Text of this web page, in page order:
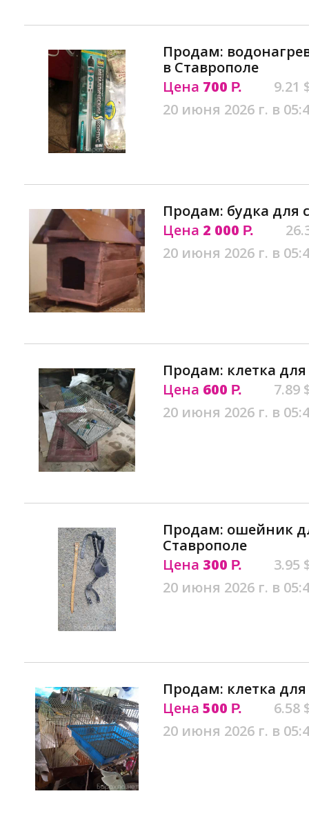
Продам:
в Ставрополе
Цена 700 Р.
9.21
20 июня 2026 г. в
Продам: будка для
Цена 2 000 Р.
20 июня 2026 г. в
Продам: клетка
Цена 600 Р.
7.89
20 июня 2026 г. в
Продам: ошейник
Ставрополе
Цена 300 Р.
3.95
20 июня 2026 г. в
Продам: клетка
Цена 500 Р.
6.58
20 июня 2026 г. в